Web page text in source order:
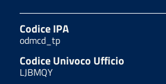
Codice IPA
odmcd_tp
Codice Univoco Ufficio
LJBMQY